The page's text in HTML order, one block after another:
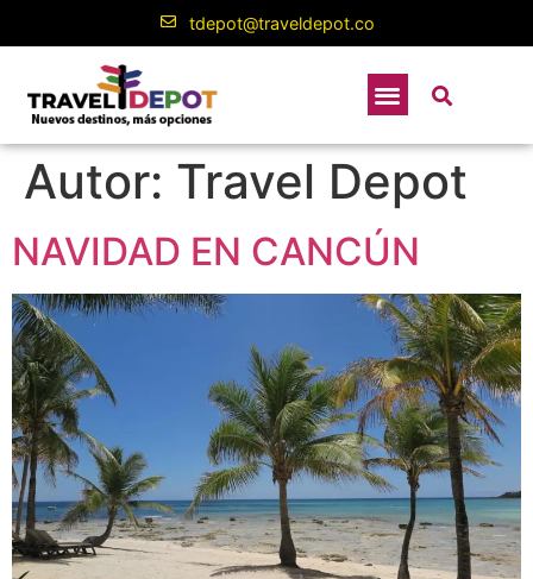
tdepot@traveldepot.co
Autor: Travel Depot
NAVIDAD EN CANCÚN